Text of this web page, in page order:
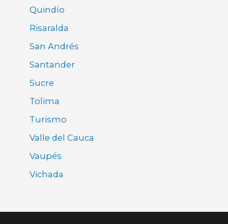
Quindío
Risaralda
San Andrés
Santander
Sucre
Tolima
Turismo
Valle del Cauca
Vaupés
Vichada